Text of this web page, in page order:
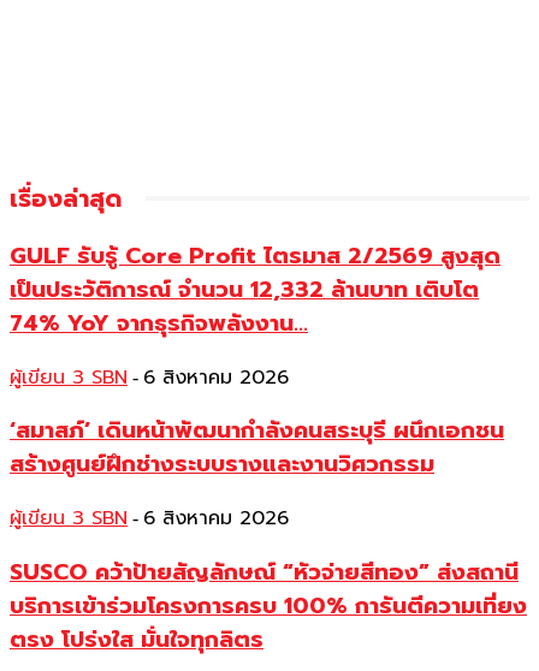
เรื่องล่าสุด
GULF รับรู้ Core Profit ไตรมาส 2/2569 สูงสุด
เป็นประวัติการณ์ จำนวน 12,332 ล้านบาท เติบโต
74% YoY จากธุรกิจพลังงาน...
ผู้เขียน 3 SBN - 6 สิงหาคม 2026
‘สมาสภ์’ เดินหน้าพัฒนากำลังคนสระบุรี ผนึกเอกชน
สร้างศูนย์ฝึกช่างระบบรางและงานวิศวกรรม
ผู้เขียน 3 SBN - 6 สิงหาคม 2026
SUSCO คว้าป้ายสัญลักษณ์ “หัวจ่ายสีทอง” ส่งสถานี
บริการเข้าร่วมโครงการครบ 100% การันตีความเที่ยง
ตรง โปร่งใส มั่นใจทุกลิตร